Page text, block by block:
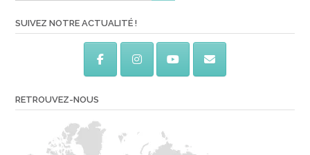
SUIVEZ NOTRE ACTUALITÉ !
RETROUVEZ-NOUS